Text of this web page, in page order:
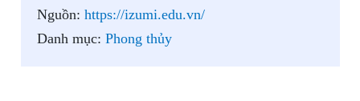
Nguồn: https://izumi.edu.vn/
Danh mục: Phong thủy